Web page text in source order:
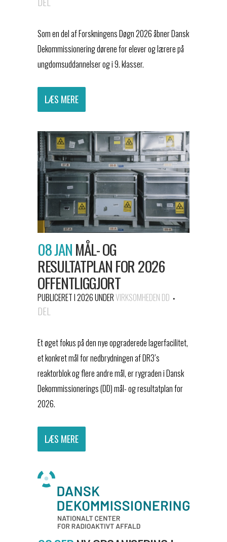
Som en del af Forskningens Døgn 2026 åbner Dansk
Dekommissionering dørene for elever og lærere på
ungdomsuddannelser og i 9. klasser.
LÆS MERE
08 JANMÅL- OG
RESULTATPLAN FOR 2026
OFFENTLIGGJORT
PUBLICERET I 2026UNDERVIRKSOMHEDEN DD
DEL
Et øget fokus på den nye opgraderede lagerfacilitet,
et konkret mål for nedbrydningen af DR3’s
reaktorblok og flere andre mål, er rygraden i Dansk
Dekommissionerings (DD) mål- og resultatplan for
2026.
LÆS MERE